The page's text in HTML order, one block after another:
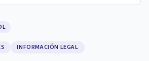
INFORMACIÓN LEGAL